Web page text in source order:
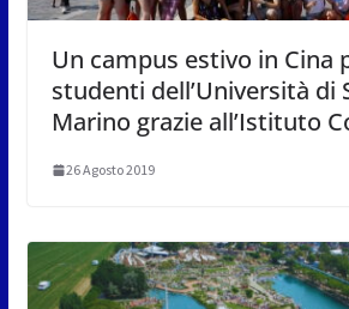
Un campus estivo in Cina
studenti dell’Università di
Marino grazie all’Istituto
26 Agosto 2019